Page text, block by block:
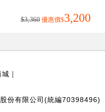
$3,360 優惠價$3,200
城 ｜
份有限公司(統編70398496)